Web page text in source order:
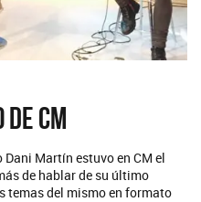
CM
Dani Martín estuvo en CM el
de hablar de su último
temas del mismo en formato